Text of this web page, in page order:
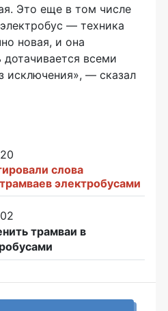
Это еще в том числе
— техника
новая, и она
всеми
исключения», — сказал
слова
электробусами
трамваи в